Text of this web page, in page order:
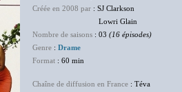
Créée en 2008 par : SJ Clarkson
Lowri Glain
Nombre de saisons : 03 (16 épisodes)
Genre : Drame
Format : 60 min
Chaîne de diffusion en France : Téva